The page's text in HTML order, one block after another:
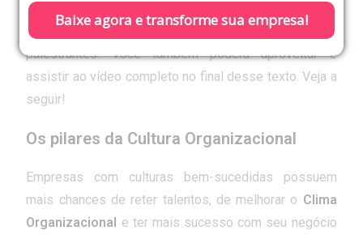
Baixe agora e transforme sua empresa!
Cultura Organizacional
, então precisa ler esse artigo
com os principais pontos abordados pelos
palestrantes. Você também poderá aproveitar e
assistir ao vídeo completo no final desse texto. Veja a
seguir!
Os pilares da Cultura Organizacional
Empresas com culturas bem-sucedidas possuem
mais chances de reter talentos, de melhorar o Clima
Organizacional e ter mais sucesso com seu negócio